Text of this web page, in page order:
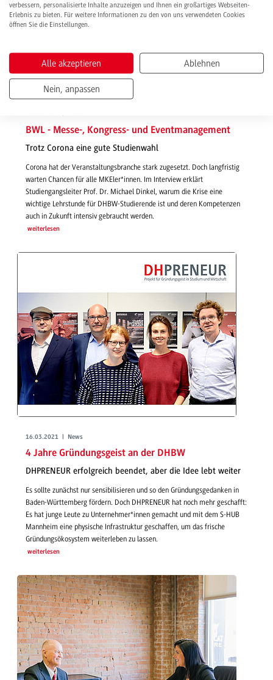
18.03.2021 | News
BWL - Messe-, Kongress- und Eventmanagement
Trotz Corona eine gute Studienwahl
Corona hat der Veranstaltungsbranche stark zugesetzt. Doch langfristig
warten Chancen für alle MKEler*innen. Im Interview erklärt
Studiengangsleiter Prof. Dr. Michael Dinkel, warum die Krise eine
wichtige Lehrstunde für DHBW-Studierende ist und deren Kompetenzen
auch in Zukunft intensiv gebraucht werden.
weiterlesen
16.03.2021 | News
4 Jahre Gründungsgeist an der DHBW
DHPRENEUR erfolgreich beendet, aber die Idee lebt weiter
Es sollte zunächst nur sensibilisieren und so den Gründungsgedanken in
Baden-Württemberg fördern. Doch DHPRENEUR hat noch mehr geschafft:
Es hat junge Leute zu Unternehmer*innen gemacht und mit dem S-HUB
Mannheim eine physische Infrastruktur geschaffen, um das frische
Gründungsökosystem weiterleben zu lassen.
weiterlesen
verbessern, personalisierte Inhalte anzuzeigen und Ihnen ein großartiges Webseiten-
Erlebnis zu bieten. Für weitere Informationen zu den von uns verwendeten Cookies
öffnen Sie die Einstellungen.
Alle akzeptieren Ablehnen
Nein, anpassen